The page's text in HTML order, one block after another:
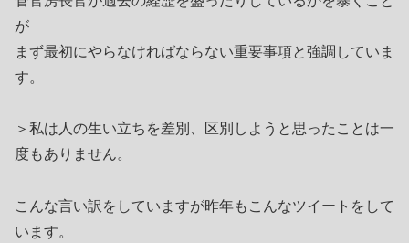
が
まず最初にやらなければならない重要事項と強調していま
す。
＞私は人の生い立ちを差別、区別しようと思ったことは一
度もありません。
こんな言い訳をしていますが昨年もこんなツイートをして
います。